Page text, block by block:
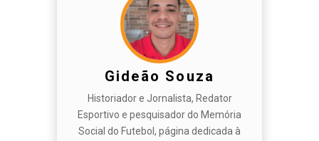
Gideão Souza
Historiador e Jornalista, Redator
Esportivo e pesquisador do Memória
Social do Futebol, página dedicada à